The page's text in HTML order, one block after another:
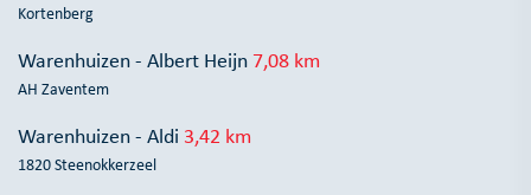
Kortenberg
Warenhuizen - Albert Heijn 7,08 km
AH Zaventem
Warenhuizen - Aldi 3,42 km
1820 Steenokkerzeel